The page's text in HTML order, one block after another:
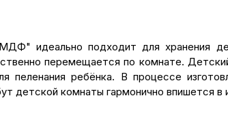
идеально подходит для хранения
перемещается по комнате.
ребёнка. В процессе
детской комнаты гармонично впишется в